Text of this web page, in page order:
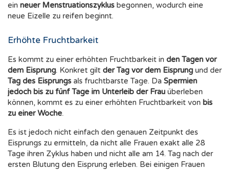
ein neuer Menstruationszyklus begonnen, wodurch eine
neue Eizelle zu reifen beginnt.
Erhöhte Fruchtbarkeit
Es kommt zu einer erhöhten Fruchtbarkeit in den Tagen vor
dem Eisprung. Konkret gilt der Tag vor dem Eisprung und der
Tag des Eisprungs als fruchtbarste Tage. Da Spermien
jedoch bis zu fünf Tage im Unterleib der Frau überleben
können, kommt es zu einer erhöhten Fruchtbarkeit von bis
zu einer Woche.
Es ist jedoch nicht einfach den genauen Zeitpunkt des
Eisprungs zu ermitteln, da nicht alle Frauen exakt alle 28
Tage ihren Zyklus haben und nicht alle am 14. Tag nach der
ersten Blutung den Eisprung erleben. Bei einigen Frauen